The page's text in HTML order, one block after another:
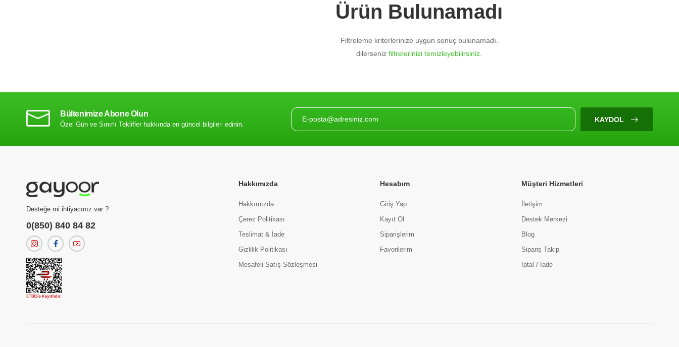
Ürün Bulunamadı
Filtreleme kriterlerinize uygun sonuç bulunamadı.
dilerseniz filtrelerinizi temizleyebilirsiniz.
Bültenimize Abone Olun
Özel Gün ve Sınırlı Teklifler hakkında en güncel bilgileri edinin.
KAYDOL
Desteğe mi ihtiyacınız var ?
0(850) 840 84 82
Hakkımızda
Hakkımızda
Çerez Politikası
Teslimat & İade
Gizlilik Politikası
Mesafeli Satış Sözleşmesi
Hesabım
Giriş Yap
Kayıt Ol
Siparişlerim
Favorilerim
Müşteri Hizmetleri
İletişim
Destek Merkezi
Blog
Sipariş Takip
İptal / İade